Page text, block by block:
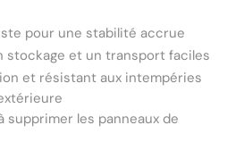
pour une stabilité accrue
stockage et un transport faciles
et résistant aux intempéries
supprimer les panneaux de